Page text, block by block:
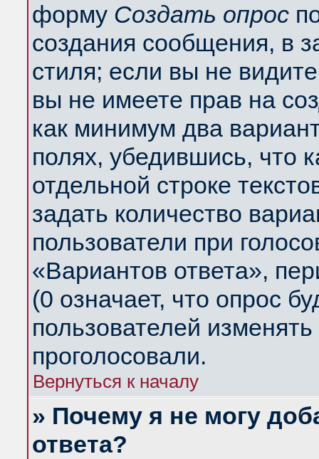
форму Создать опрос
создания сообщения, в
стиля; если вы не
вы не имеете прав на
как минимум два
полях, убедившись, что
отдельной строке
задать количество
пользователи при
«Вариантов ответа»,
(0 означает, что опрос
пользователей
проголосовали.
Вернуться к началу
» Почему я не могу
ответа?